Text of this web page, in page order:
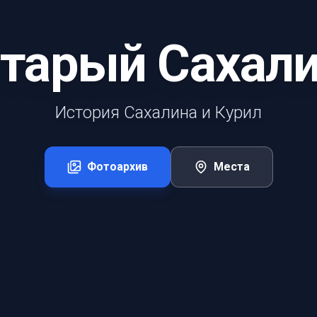
История Сахалина и Курил
Фотоархив Места